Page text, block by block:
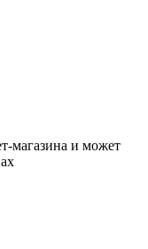
магазина и может